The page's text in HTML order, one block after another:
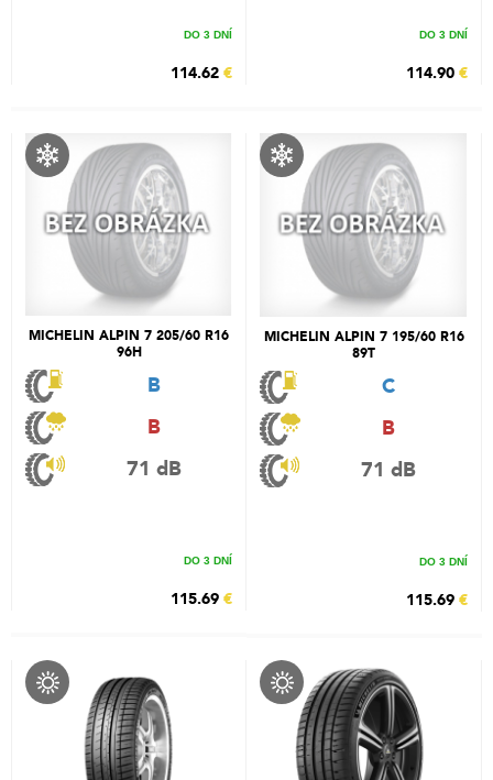
DO 3 DNÍ
114.62 €
DO 3 DNÍ
114.90 €
MICHELIN ALPIN 7 205/60 R16
96H
B
B
71 dB
DO 3 DNÍ
115.69 €
MICHELIN ALPIN 7 195/60 R16
89T
C
B
71 dB
DO 3 DNÍ
115.69 €